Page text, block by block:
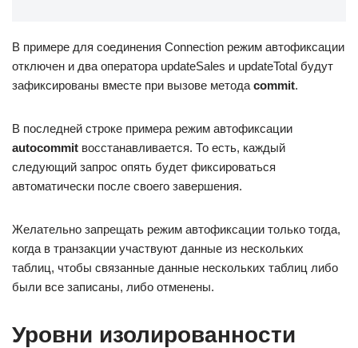
В примере для соединения Connection режим автофиксации
отключен и два оператора updateSales и updateTotal будут
зафиксированы вместе при вызове метода commit.
В последней строке примера режим автофиксации
autocommit восстанавливается. То есть, каждый
следующий запрос опять будет фиксироваться
автоматически после своего завершения.
Желательно запрещать режим автофиксации только тогда,
когда в транзакции участвуют данные из нескольких
таблиц, чтобы связанные данные нескольких таблиц либо
были все записаны, либо отменены.
Уровни изолированности